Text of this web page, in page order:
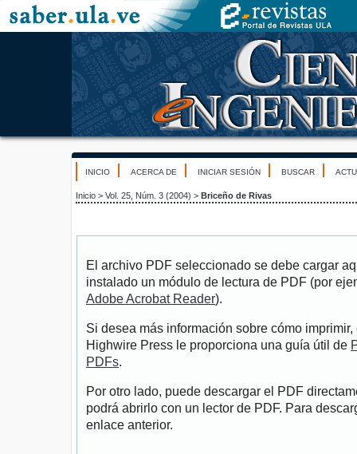
INICIO ACERCA DE INICIAR SESIÓN BUSCAR
Inicio > Vol. 25, Núm. 3 (2004) > Briceño de Rivas
El archivo PDF seleccionado se debe cargar
instalado un módulo de lectura de PDF (por
Adobe Acrobat Reader).
Si desea más información sobre cómo
Highwire Press le proporciona una guía útil de
PDFs.
Por otro lado, puede descargar el PDF
podrá abrirlo con un lector de PDF. Para
enlace anterior.